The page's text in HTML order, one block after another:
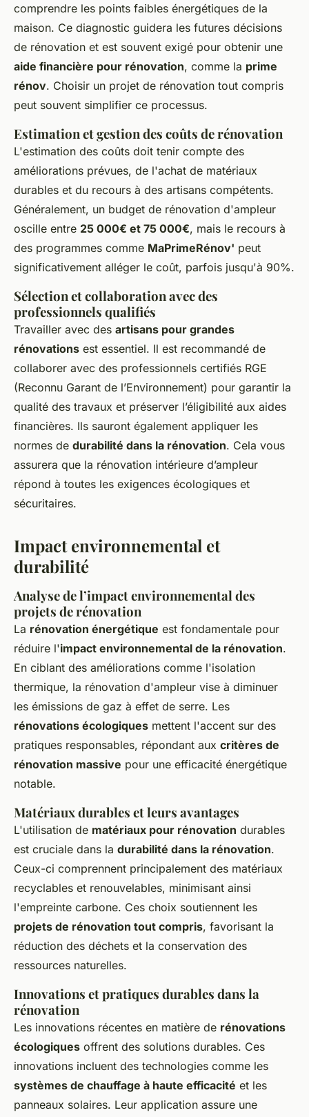
comprendre les points faibles énergétiques de la
maison. Ce diagnostic guidera les futures décisions
de rénovation et est souvent exigé pour obtenir une
aide financière pour rénovation, comme la prime
rénov. Choisir un projet de rénovation tout compris
peut souvent simplifier ce processus.
Estimation et gestion des coûts de rénovation
L'estimation des coûts doit tenir compte des
améliorations prévues, de l'achat de matériaux
durables et du recours à des artisans compétents.
Généralement, un budget de rénovation d'ampleur
oscille entre 25 000€ et 75 000€, mais le recours à
des programmes comme MaPrimeRénov' peut
significativement alléger le coût, parfois jusqu'à 90%.
Sélection et collaboration avec des
professionnels qualifiés
Travailler avec des artisans pour grandes
rénovations est essentiel. Il est recommandé de
collaborer avec des professionnels certifiés RGE
(Reconnu Garant de l’Environnement) pour garantir la
qualité des travaux et préserver l’éligibilité aux aides
financières. Ils sauront également appliquer les
normes de durabilité dans la rénovation. Cela vous
assurera que la rénovation intérieure d’ampleur
répond à toutes les exigences écologiques et
sécuritaires.
Impact environnemental et
durabilité
Analyse de l’impact environnemental des
projets de rénovation
La rénovation énergétique est fondamentale pour
réduire l'impact environnemental de la rénovation.
En ciblant des améliorations comme l'isolation
thermique, la rénovation d'ampleur vise à diminuer
les émissions de gaz à effet de serre. Les
rénovations écologiques mettent l'accent sur des
pratiques responsables, répondant aux critères de
rénovation massive pour une efficacité énergétique
notable.
Matériaux durables et leurs avantages
L'utilisation de matériaux pour rénovation durables
est cruciale dans la durabilité dans la rénovation.
Ceux-ci comprennent principalement des matériaux
recyclables et renouvelables, minimisant ainsi
l'empreinte carbone. Ces choix soutiennent les
projets de rénovation tout compris, favorisant la
réduction des déchets et la conservation des
ressources naturelles.
Innovations et pratiques durables dans la
rénovation
Les innovations récentes en matière de rénovations
écologiques offrent des solutions durables. Ces
innovations incluent des technologies comme les
systèmes de chauffage à haute efficacité et les
panneaux solaires. Leur application assure une